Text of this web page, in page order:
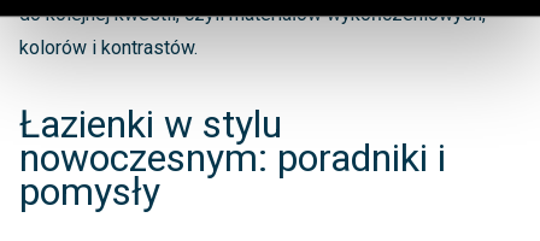
do kolejnej kwestii, czyli materiałów wykończeniowych,
kolorów i kontrastów.
Łazienki w stylu
nowoczesnym: poradniki i
pomysły